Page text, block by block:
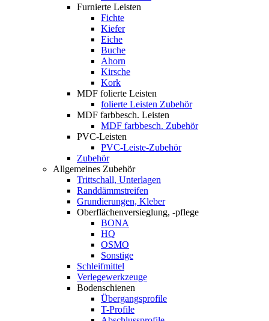
Furnierte Leisten
Fichte
Kiefer
Eiche
Buche
Ahorn
Kirsche
Kork
MDF folierte Leisten
folierte Leisten Zubehör
MDF farbbesch. Leisten
MDF farbbesch. Zubehör
PVC-Leisten
PVC-Leiste-Zubehör
Zubehör
Allgemeines Zubehör
Trittschall, Unterlagen
Randdämmstreifen
Grundierungen, Kleber
Oberflächenversieglung, -pflege
BONA
HQ
OSMO
Sonstige
Schleifmittel
Verlegewerkzeuge
Bodenschienen
Übergangsprofile
T-Profile